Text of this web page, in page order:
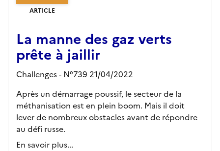
ARTICLE
La manne des gaz verts
prête à jaillir
Challenges - N°739 21/04/2022
Après un démarrage poussif, le secteur de la
méthanisation est en plein boom. Mais il doit
lever de nombreux obstacles avant de répondre
au défi russe.
En savoir plus...